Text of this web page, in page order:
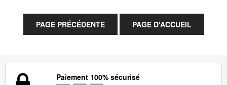
Paiement 100% sécurisé